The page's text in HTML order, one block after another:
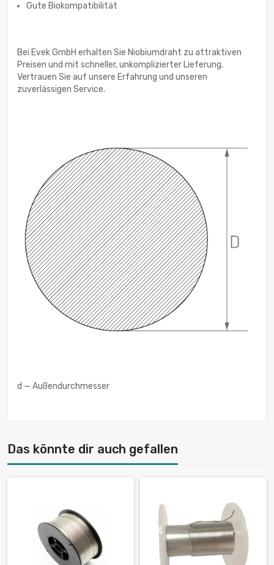
Gute Biokompatibilität
Bei Evek GmbH erhalten Sie Niobiumdraht zu attraktiven
Preisen und mit schneller, unkomplizierter Lieferung.
Vertrauen Sie auf unsere Erfahrung und unseren
zuverlässigen Service.
d — Außendurchmesser
Das könnte dir auch gefallen